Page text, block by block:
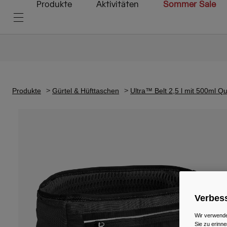
Produkte Aktivitäten Sommer Sale
Produkte Gürtel & Hüfttaschen Ultra™ Belt 2,5 l mit 500ml
Wir
Sie zu